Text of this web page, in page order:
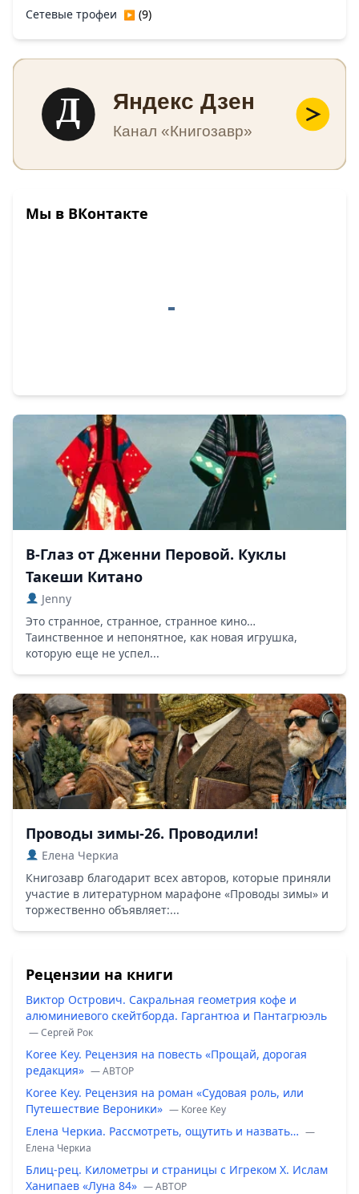
В-Глаз от Дженни Перовой. Куклы
Такеши Китано
Jenny
Это странное, странное, странное кино…
Таинственное и непонятное, как новая игрушка,
которую еще не успел...
Проводы зимы-26. Проводили!
Елена Черкиа
Книгозавр благодарит всех авторов, которые приняли
участие в литературном марафоне «Проводы зимы» и
торжественно объявляет:...
Рецензии на книги
Виктор Острович. Сакральная геометрия кофе и
алюминиевого скейтборда. Гаргантюа и Пантагрюэль
— Сергей Рок
Koree Key. Рецензия на повесть «Прощай, дорогая
редакция» — ABTOP
Koree Key. Рецензия на роман «Судовая роль, или
Путешествие Вероники» — Koree Key
Елена Черкиа. Рассмотреть, ощутить и назвать… —
Елена Черкиа
Блиц-рец. Километры и страницы с Игреком Х. Ислам
Ханипаев «Луна 84» — ABTOP
Сетевые трофеи ▶ (9)
Д Яндекс Дзен
Канал «Книгозавр»
Мы в ВКонтакте